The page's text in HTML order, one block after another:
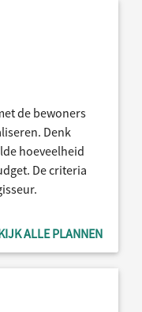
de bewoners
Denk
hoeveelheid
De criteria
ALLE PLANNEN